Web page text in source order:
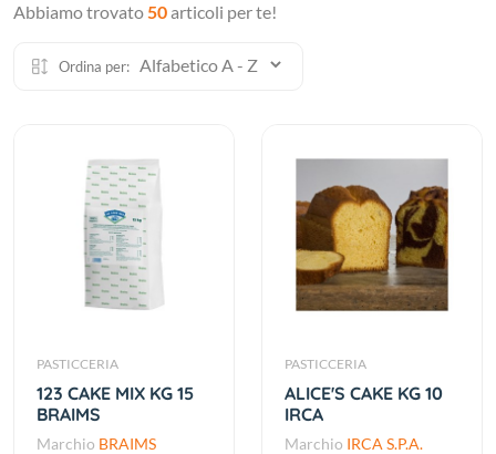
Abbiamo trovato50articoli per te!
Ordina per:
PASTICCERIA
123 CAKE MIX KG 15
BRAIMS
Marchio BRAIMS
PASTICCERIA
ALICE'S CAKE KG 10
IRCA
Marchio IRCA S.P.A.